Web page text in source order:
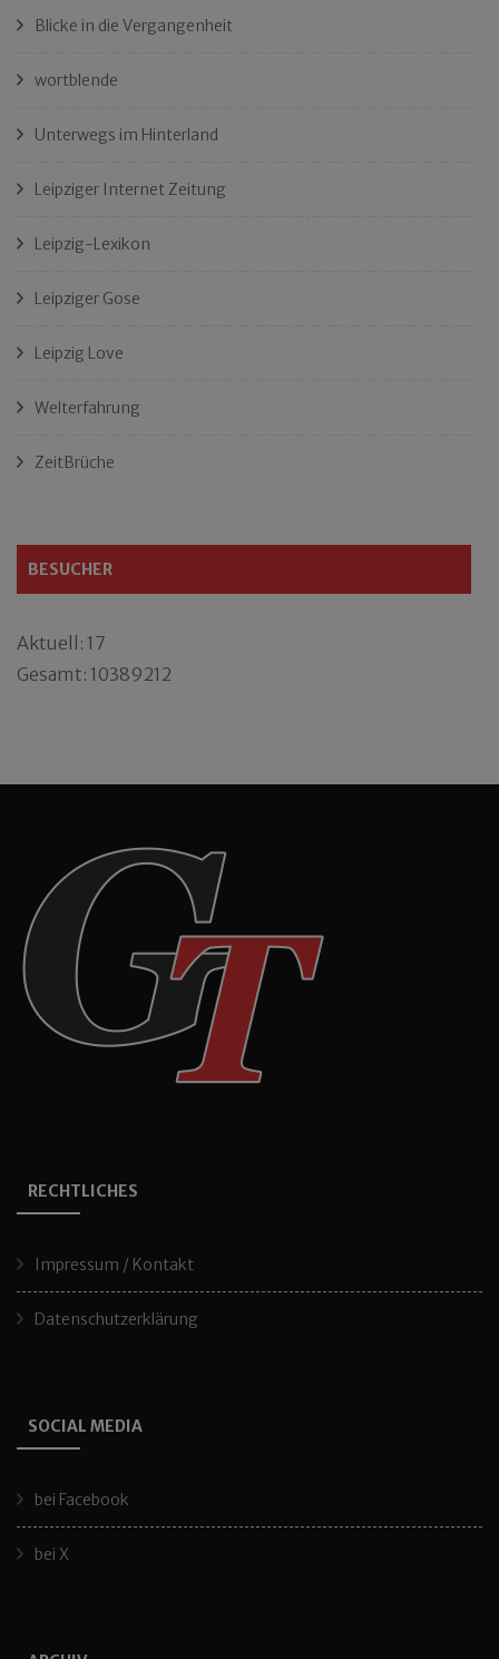
Blicke in die Vergangenheit
wortblende
Unterwegs im Hinterland
Leipziger Internet Zeitung
Leipzig-Lexikon
Leipziger Gose
Leipzig Love
Welterfahrung
ZeitBrüche
BESUCHER
Aktuell: 17
Gesamt: 10389212
RECHTLICHES
Impressum / Kontakt
Datenschutzerklärung
SOCIAL MEDIA
bei Facebook
bei X